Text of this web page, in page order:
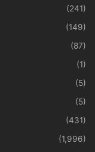
(241)
(149)
(87)
(1)
(5)
(5)
(431)
(1,996)